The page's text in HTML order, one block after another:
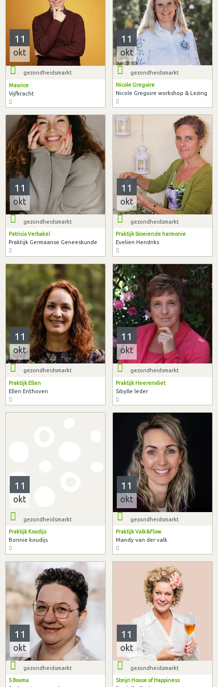
11
okt
gezondheidsmarkt
Maurice
Vijfkracht
11
okt
gezondheidsmarkt
Nicole Gregoire
Nicole Gregoire workshop & Lezing
11
okt
gezondheidsmarkt
Patricia Verbakel
Praktijk Germaanse Geneeskunde
11
okt
gezondheidsmarkt
Praktijk bloeiende harmonie
Evelien Hendriks
11
okt
gezondheidsmarkt
Praktijk Ellen
Ellen Enthoven
11
okt
gezondheidsmarkt
Praktijk Heerenvliet
Sibylle leder
11
okt
gezondheidsmarkt
Praktijk Koudijs
Bonnie koudijs
11
okt
gezondheidsmarkt
Praktijk Valk&Flow
Mandy van der valk
11
okt
gezondheidsmarkt
S Bouma
11
okt
gezondheidsmarkt
Steijn House of Happiness